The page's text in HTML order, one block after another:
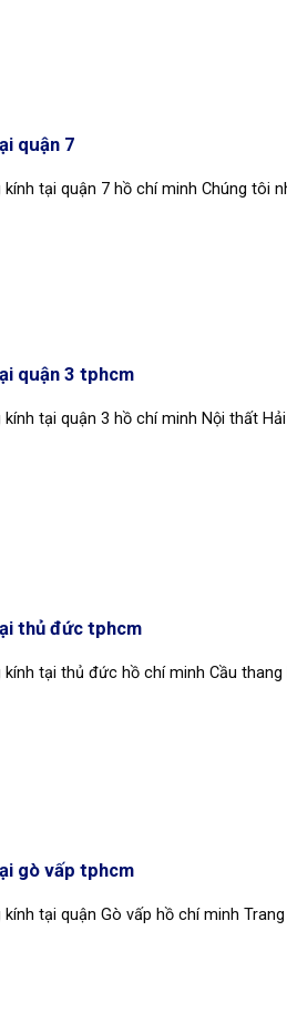
quận 7
tại quận 7 hồ chí minh Chúng tôi
quận 3 tphcm
tại quận 3 hồ chí minh Nội thất Hải
thủ đức tphcm
tại thủ đức hồ chí minh Cầu thang
gò vấp tphcm
tại quận Gò vấp hồ chí minh Trang